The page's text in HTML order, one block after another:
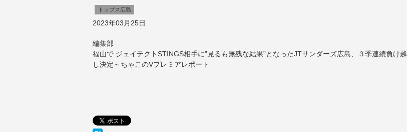
トップス広島
2023年03月25日
編集部
福山で ジェイテクトSTINGS相手に”見るも無残な結果”となったJTサンダーズ広島、３季連続負け越
し決定～ちゃこのVプレミアレポート